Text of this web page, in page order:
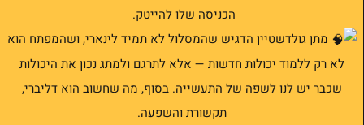
הכניסה שלו להייטק.
מתן גולדשטיין הדגיש שהמסלול לא תמיד לינארי, ושהמפתח הוא
לא רק ללמוד יכולות חדשות — אלא לתרגם ולמתג נכון את היכולות
שכבר יש לנו לשפה של התעשייה. בסוף, מה שחשוב הוא דליברי,
תקשורת והשפעה.